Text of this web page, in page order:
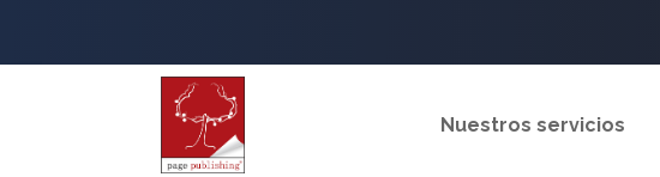
Nuestros servicios